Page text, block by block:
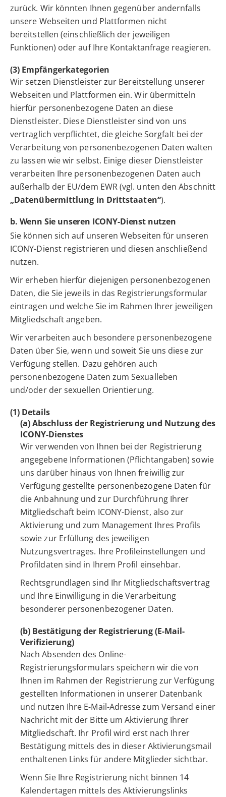
zurück. Wir könnten Ihnen gegenüber andernfalls
unsere Webseiten und Plattformen nicht
bereitstellen (einschließlich der jeweiligen
Funktionen) oder auf Ihre Kontaktanfrage reagieren.
(3) Empfängerkategorien
Wir setzen Dienstleister zur Bereitstellung unserer
Webseiten und Plattformen ein. Wir übermitteln
hierfür personenbezogene Daten an diese
Dienstleister. Diese Dienstleister sind von uns
vertraglich verpflichtet, die gleiche Sorgfalt bei der
Verarbeitung von personenbezogenen Daten walten
zu lassen wie wir selbst. Einige dieser Dienstleister
verarbeiten Ihre personenbezogenen Daten auch
außerhalb der EU/dem EWR (vgl. unten den Abschnitt
„Datenübermittlung in Drittstaaten“).
b. Wenn Sie unseren ICONY-Dienst nutzen
Sie können sich auf unseren Webseiten für unseren
ICONY-Dienst registrieren und diesen anschließend
nutzen.
Wir erheben hierfür diejenigen personenbezogenen
Daten, die Sie jeweils in das Registrierungsformular
eintragen und welche Sie im Rahmen Ihrer jeweiligen
Mitgliedschaft angeben.
Wir verarbeiten auch besondere personenbezogene
Daten über Sie, wenn und soweit Sie uns diese zur
Verfügung stellen. Dazu gehören auch
personenbezogene Daten zum Sexualleben
und/oder der sexuellen Orientierung.
(1) Details
(a) Abschluss der Registrierung und Nutzung des
ICONY-Dienstes
Wir verwenden von Ihnen bei der Registrierung
angegebene Informationen (Pflichtangaben) sowie
uns darüber hinaus von Ihnen freiwillig zur
Verfügung gestellte personenbezogene Daten für
die Anbahnung und zur Durchführung Ihrer
Mitgliedschaft beim ICONY-Dienst, also zur
Aktivierung und zum Management Ihres Profils
sowie zur Erfüllung des jeweiligen
Nutzungsvertrages. Ihre Profileinstellungen und
Profildaten sind in Ihrem Profil einsehbar.
Rechtsgrundlagen sind Ihr Mitgliedschaftsvertrag
und Ihre Einwilligung in die Verarbeitung
besonderer personenbezogener Daten.
(b) Bestätigung der Registrierung (E-Mail-
Verifizierung)
Nach Absenden des Online-
Registrierungsformulars speichern wir die von
Ihnen im Rahmen der Registrierung zur Verfügung
gestellten Informationen in unserer Datenbank
und nutzen Ihre E-Mail-Adresse zum Versand einer
Nachricht mit der Bitte um Aktivierung Ihrer
Mitgliedschaft. Ihr Profil wird erst nach Ihrer
Bestätigung mittels des in dieser Aktivierungsmail
enthaltenen Links für andere Mitglieder sichtbar.
Wenn Sie Ihre Registrierung nicht binnen 14
Kalendertagen mittels des Aktivierungslinks